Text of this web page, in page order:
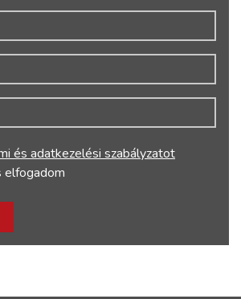
és adatkezelési szabályzatot
elfogadom